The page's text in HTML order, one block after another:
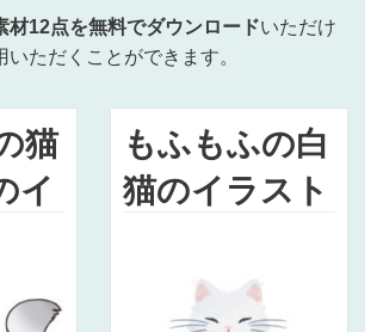
材12点を無料でダウンロードいただけ
いただくことができます。
猫
イ
もふもふの白
猫のイラスト